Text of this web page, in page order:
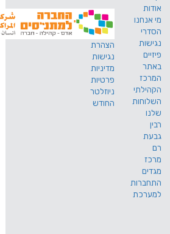
הצהרת
נגישות
מדיניות
פרטיות
ניוזלטר
החודש